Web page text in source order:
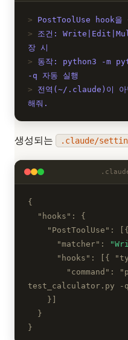
PostToolUse hook을
조건:
장 시
동작: python3 -m
-q 자동 실행
전역(~/.claude)이 아
해줘.
생성되는 .claude/
{
"hooks": {
"PostToolUse": [{
"matcher":
"hooks": [{
"command":
test_calculator.py -
}]
}
}